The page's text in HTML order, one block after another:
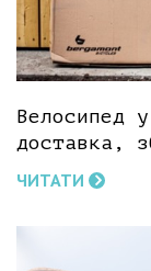
Велосипед
доставка,
ЧИТАТИ